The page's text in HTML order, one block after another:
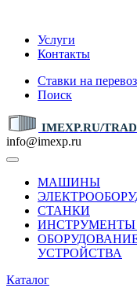
Услуги
Контакты
Ставки на
Поиск
IMEXP.RU/
info@imexp.ru
МАШИНЫ
СТАНКИ
УСТРОЙСТВА
Каталог